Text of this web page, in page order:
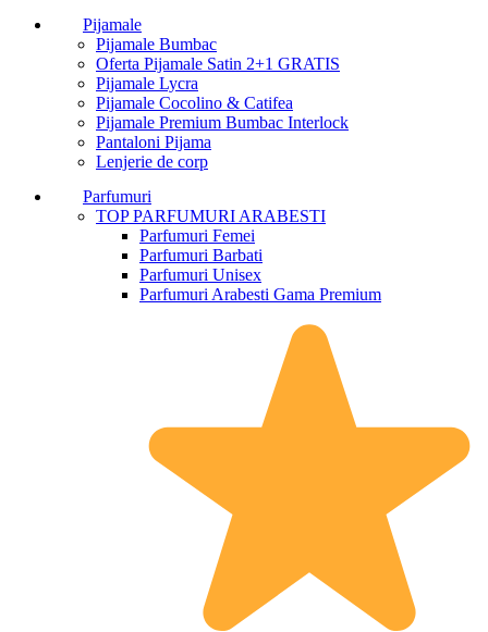
Pijamale
Pijamale Bumbac
Oferta Pijamale Satin 2+1 GRATIS
Pijamale Lycra
Pijamale Cocolino & Catifea
Pijamale Premium Bumbac Interlock
Pantaloni Pijama
Lenjerie de corp
Parfumuri
TOP PARFUMURI ARABESTI
Parfumuri Femei
Parfumuri Barbati
Parfumuri Unisex
Parfumuri Arabesti Gama Premium